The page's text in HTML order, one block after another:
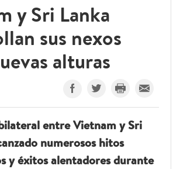
y Sri Lanka
sus nexos
alturas
entre Vietnam y Sri
numerosos hitos
y éxitos alentadores durante